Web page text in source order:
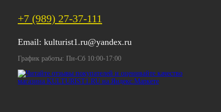
+7 (989) 27-37-111
Email: kulturist1.ru@yandex.ru
График работы: Пн-Сб 10:00-17:00